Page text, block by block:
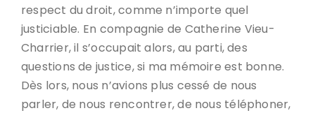
respect du droit, comme n’importe quel
justiciable. En compagnie de Catherine Vieu-
Charrier, il s’occupait alors, au parti, des
questions de justice, si ma mémoire est bonne.
Dès lors, nous n’avions plus cessé de nous
parler, de nous rencontrer, de nous téléphoner,